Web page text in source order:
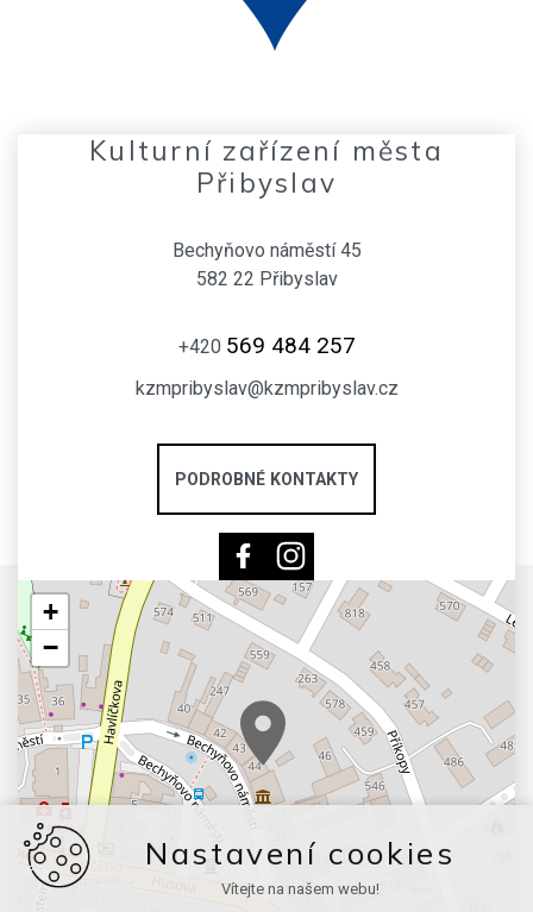
Kulturní zařízení města
Přibyslav
Bechyňovo náměstí 45
582 22 Přibyslav
+420 569 484 257
kzmpribyslav@kzmpribyslav.cz
PODROBNÉ KONTAKTY
+
−
Nastavení cookies
Vítejte na našem webu!